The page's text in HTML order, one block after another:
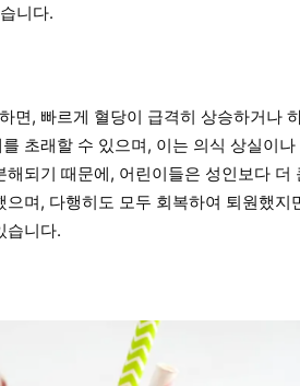
니다.
면, 빠르게 혈당이 급격히 상승하거나
초래할 수 있으며, 이는 의식 상실이
되기 때문에, 어린이들은 성인보다 더
며, 다행히도 모두 회복하여 퇴원했지
습니다.